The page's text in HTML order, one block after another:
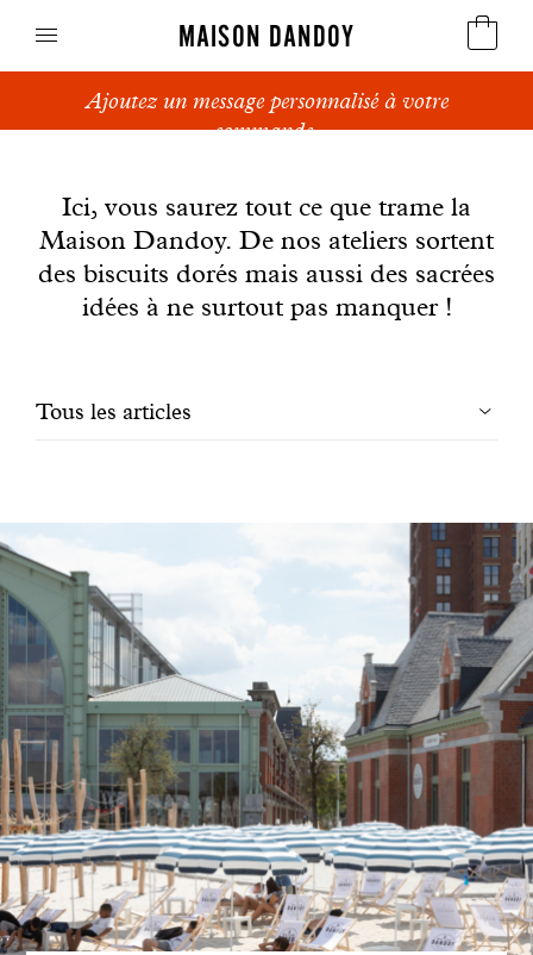
MAISON DANDOY
Speculoos
Pains sucrés
Gâteaux
Manifesto
Dandoy Family
Boutiques
Mon compte
E-Shop
Ajoutez un message personnalisé à votre
commande.
Ici, vous saurez tout ce que trame la
Maison Dandoy. De nos ateliers sortent
des biscuits dorés mais aussi des sacrées
idées à ne surtout pas manquer !
Filtrer
Tous les articles